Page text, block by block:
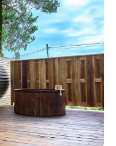
賀
燕・弥彦
魚沼・南魚沼・湯沢
魚川
・鮨
そば・うどん
ビール
払い
セール
セール